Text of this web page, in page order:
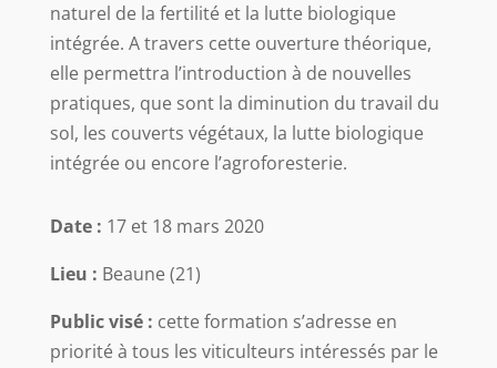
naturel de la fertilité et la lutte biologique
intégrée. A travers cette ouverture théorique,
elle permettra l’introduction à de nouvelles
pratiques, que sont la diminution du travail du
sol, les couverts végétaux, la lutte biologique
intégrée ou encore l’agroforesterie.
Date : 17 et 18 mars 2020
Lieu : Beaune (21)
Public visé : cette formation s’adresse en
priorité à tous les viticulteurs intéressés par le